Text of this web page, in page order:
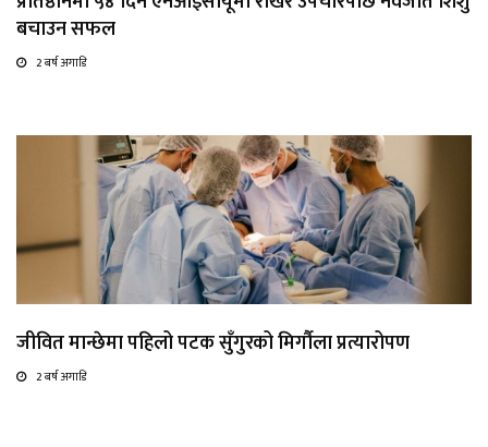
बचाउन सफल
2 बर्ष अगाडि
जीवित मान्छेमा पहिलो पटक सुँगुरको मिर्गौला प्रत्यारोपण
2 बर्ष अगाडि